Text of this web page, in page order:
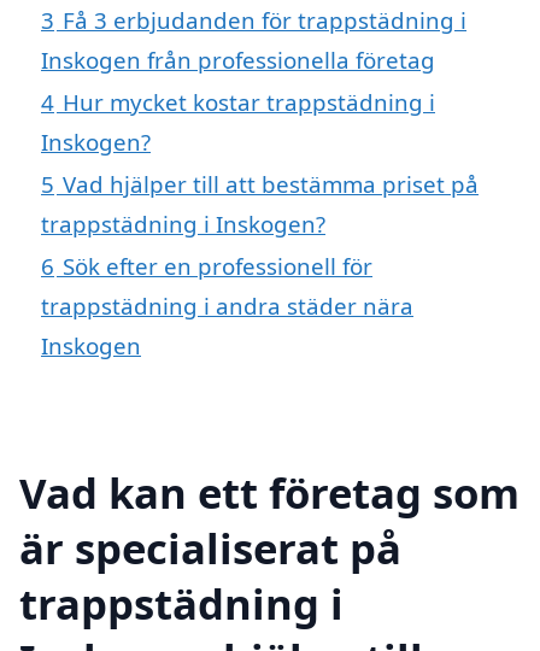
3 Få 3 erbjudanden för trappstädning i
Inskogen från professionella företag
4 Hur mycket kostar trappstädning i
Inskogen?
5 Vad hjälper till att bestämma priset på
trappstädning i Inskogen?
6 Sök efter en professionell för
trappstädning i andra städer nära
Inskogen
Vad kan ett företag som
är specialiserat på
trappstädning i